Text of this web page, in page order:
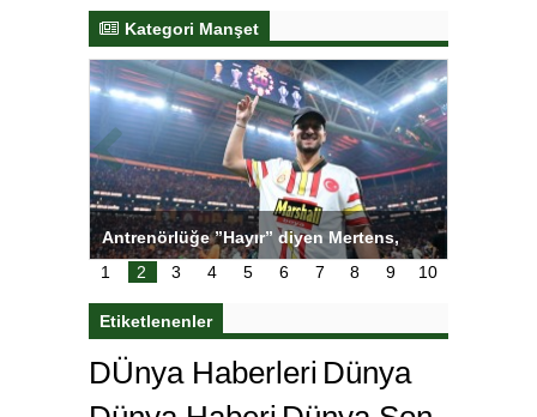
Kategori Manşet
Antrenörlüğe ”Hayır” diyen Mertens,
Galatasaray’dan bakın ne istedi
1
2 3 4 5 6 7 8 9 10
Etiketlenenler
DÜnya Haberleri Dünya